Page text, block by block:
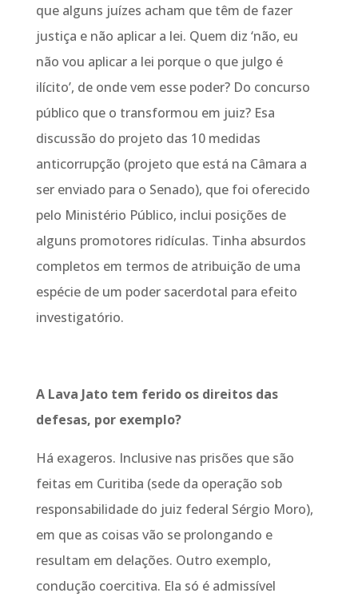
que alguns juízes acham que têm de fazer
justiça e não aplicar a lei. Quem diz ‘não, eu
não vou aplicar a lei porque o que julgo é
ilícito’, de onde vem esse poder? Do concurso
público que o transformou em juiz? Esa
discussão do projeto das 10 medidas
anticorrupção (projeto que está na Câmara a
ser enviado para o Senado), que foi oferecido
pelo Ministério Público, inclui posições de
alguns promotores ridículas. Tinha absurdos
completos em termos de atribuição de uma
espécie de um poder sacerdotal para efeito
investigatório.
A Lava Jato tem ferido os direitos das
defesas, por exemplo?
Há exageros. Inclusive nas prisões que são
feitas em Curitiba (sede da operação sob
responsabilidade do juiz federal Sérgio Moro),
em que as coisas vão se prolongando e
resultam em delações. Outro exemplo,
condução coercitiva. Ela só é admissível